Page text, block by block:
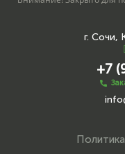
г. Сочи,
+7